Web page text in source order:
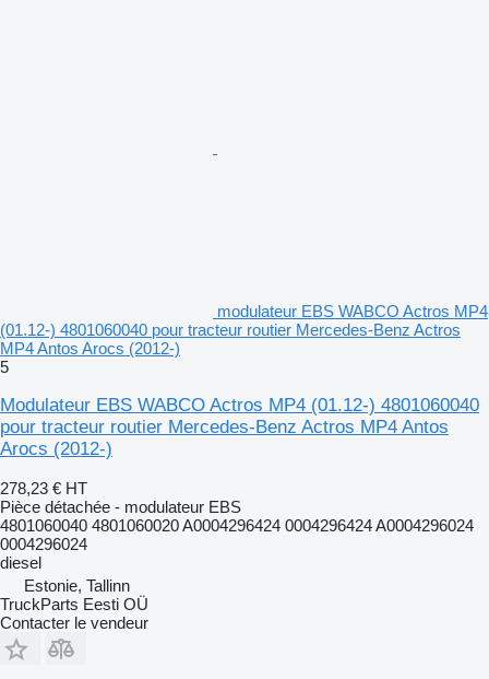
modulateur EBS WABCO Actros MP4
(01.12-) 4801060040 pour tracteur routier Mercedes-Benz Actros
MP4 Antos Arocs (2012-)
5
Modulateur EBS WABCO Actros MP4 (01.12-) 4801060040
pour tracteur routier Mercedes-Benz Actros MP4 Antos
Arocs (2012-)
278,23 € HT
Pièce détachée - modulateur EBS
4801060040 4801060020 A0004296424 0004296424 A0004296024
0004296024
diesel
Estonie, Tallinn
TruckParts Eesti OÜ
Contacter le vendeur